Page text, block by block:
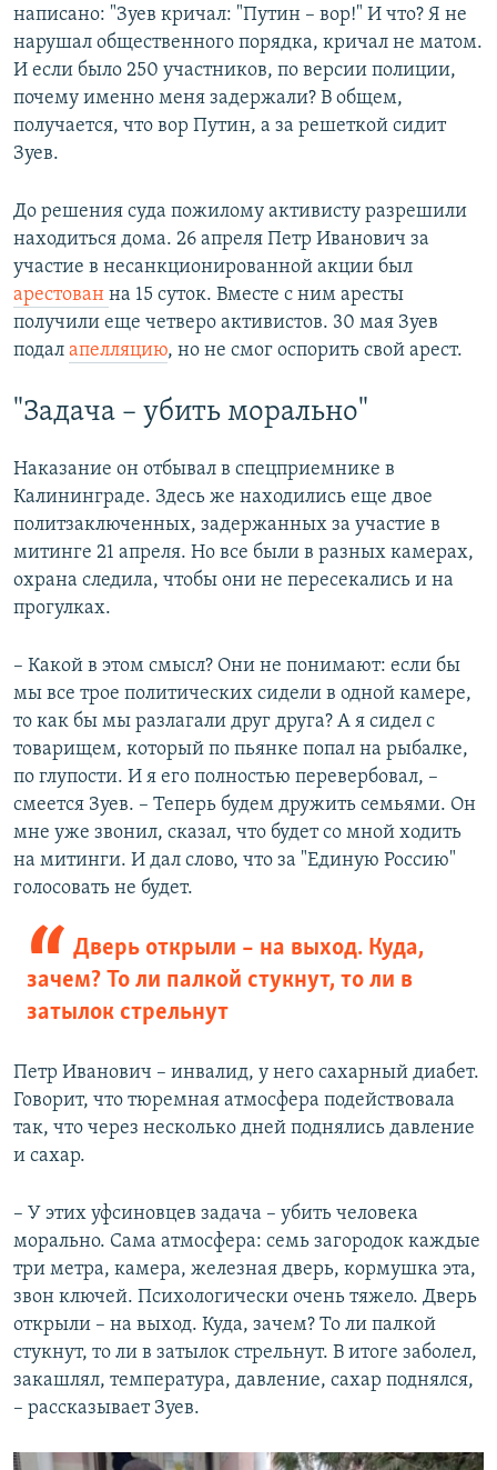
написано: "Зуев кричал: "Путин – вор!" И что? Я не
нарушал общественного порядка, кричал не матом.
И если было 250 участников, по версии полиции,
почему именно меня задержали? В общем,
получается, что вор Путин, а за решеткой сидит
Зуев.
До решения суда пожилому активисту разрешили
находиться дома. 26 апреля Петр Иванович за
участие в несанкционированной акции был
арестован на 15 суток. Вместе с ним аресты
получили еще четверо активистов. 30 мая Зуев
подал апелляцию, но не смог оспорить свой арест.
"Задача – убить морально"
Наказание он отбывал в спецприемнике в
Калининграде. Здесь же находились еще двое
политзаключенных, задержанных за участие в
митинге 21 апреля. Но все были в разных камерах,
охрана следила, чтобы они не пересекались и на
прогулках.
– Какой в этом смысл? Они не понимают: если бы
мы все трое политических сидели в одной камере,
то как бы мы разлагали друг друга? А я сидел с
товарищем, который по пьянке попал на рыбалке,
по глупости. И я его полностью перевербовал, –
смеется Зуев. – Теперь будем дружить семьями. Он
мне уже звонил, сказал, что будет со мной ходить
на митинги. И дал слово, что за "Единую Россию"
голосовать не будет.
Дверь открыли – на выход. Куда,
зачем? То ли палкой стукнут, то ли в
затылок стрельнут
Петр Иванович – инвалид, у него сахарный диабет.
Говорит, что тюремная атмосфера подействовала
так, что через несколько дней поднялись давление
и сахар.
– У этих уфсиновцев задача – убить человека
морально. Сама атмосфера: семь загородок каждые
три метра, камера, железная дверь, кормушка эта,
звон ключей. Психологически очень тяжело. Дверь
открыли – на выход. Куда, зачем? То ли палкой
стукнут, то ли в затылок стрельнут. В итоге заболел,
закашлял, температура, давление, сахар поднялся,
– рассказывает Зуев.